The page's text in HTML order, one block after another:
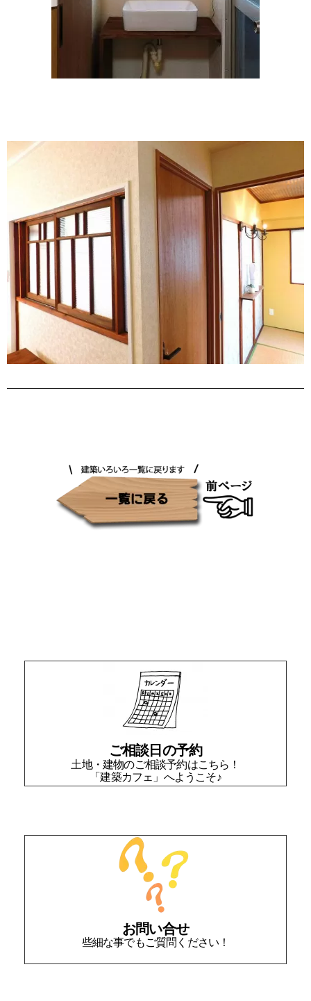
ご相談日の予約
土地・建物のご相談予約はこちら！
「建築カフェ」へようこそ♪
お問い合せ
些細な事でもご質問ください！